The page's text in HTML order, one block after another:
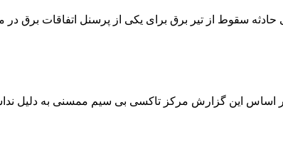
سقوط از تیر برق برای یکی از پرسنل اتفاقات برق